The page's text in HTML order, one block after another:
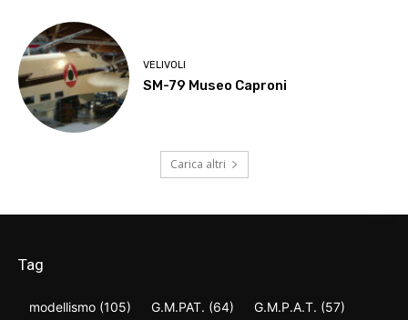
VELIVOLI
SM-79 Museo Caproni
Carica altri
Tag
modellismo (105) G.M.PAT. (64) G.M.P.A.T. (57)